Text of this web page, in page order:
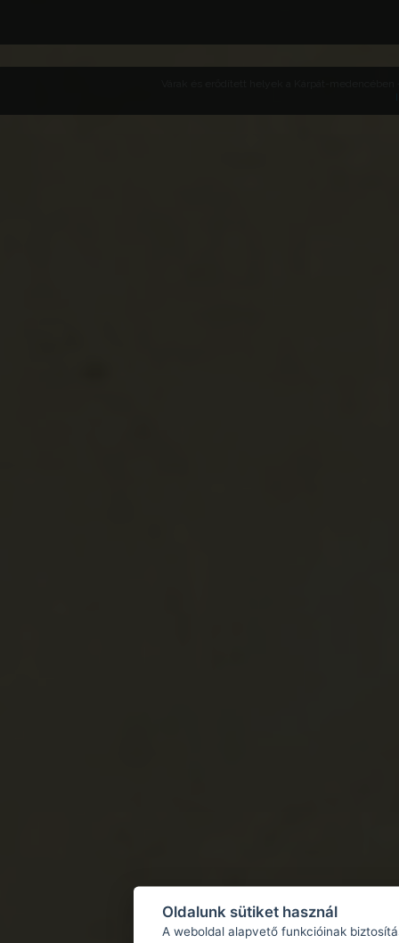
Oldalunk sütiket használ
A weboldal alapvető funkcióinak